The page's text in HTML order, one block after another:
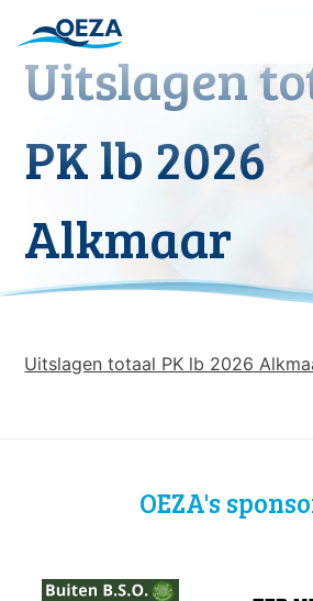
content
Uitslagen
PK lb 2026
Alkmaar
Uitslagen totaal PK lb 2026
OEZA's